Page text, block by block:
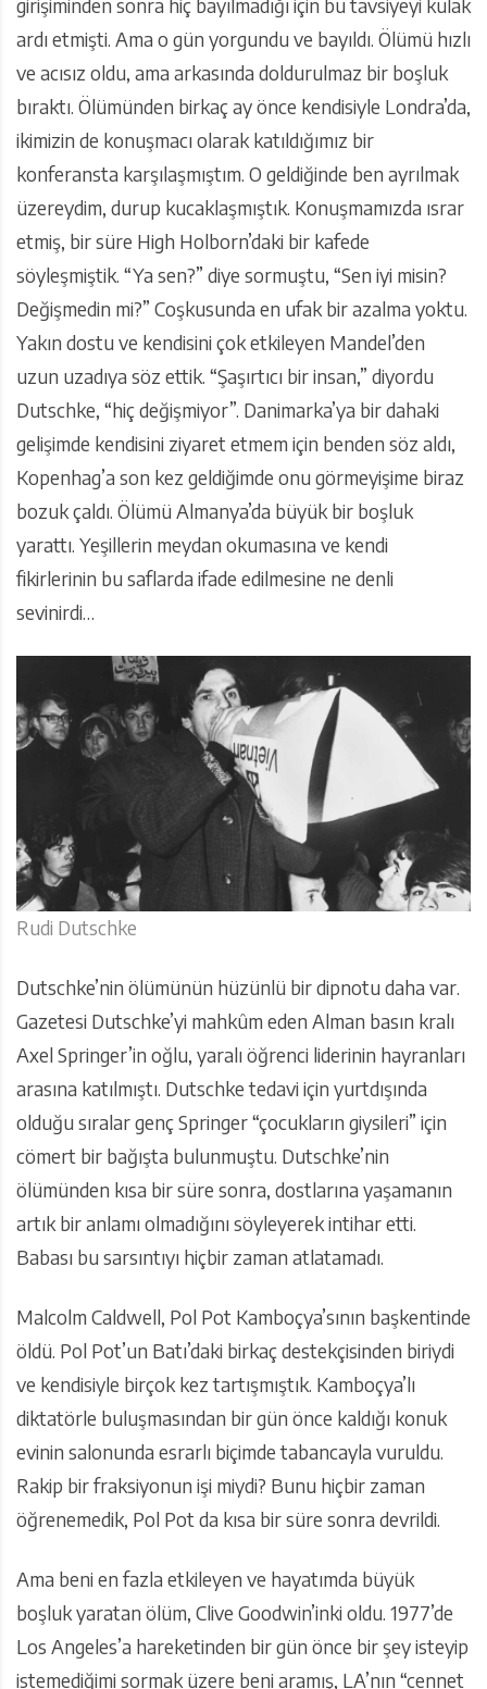
girişiminden sonra hiç bayılmadığı için bu tavsiyeyi kulak
ardı etmişti. Ama o gün yorgundu ve bayıldı. Ölümü hızlı
ve acısız oldu, ama arkasında doldurulmaz bir boşluk
bıraktı. Ölümünden birkaç ay önce kendisiyle Londra’da,
ikimizin de konuşmacı olarak katıldığımız bir
konferansta karşılaşmıştım. O geldiğinde ben ayrılmak
üzereydim, durup kucaklaşmıştık. Konuşmamızda ısrar
etmiş, bir süre High Holborn’daki bir kafede
söyleşmiştik. “Ya sen?” diye sormuştu, “Sen iyi misin?
Değişmedin mi?” Coşkusunda en ufak bir azalma yoktu.
Yakın dostu ve kendisini çok etkileyen Mandel’den
uzun uzadıya söz ettik. “Şaşırtıcı bir insan,” diyordu
Dutschke, “hiç değişmiyor”. Danimarka’ya bir dahaki
gelişimde kendisini ziyaret etmem için benden söz aldı,
Kopenhag’a son kez geldiğimde onu görmeyişime biraz
bozuk çaldı. Ölümü Almanya’da büyük bir boşluk
yarattı. Yeşillerin meydan okumasına ve kendi
fikirlerinin bu saflarda ifade edilmesine ne denli
sevinirdi…
Rudi Dutschke
Dutschke’nin ölümünün hüzünlü bir dipnotu daha var.
Gazetesi Dutschke’yi mahkûm eden Alman basın kralı
Axel Springer’in oğlu, yaralı öğrenci liderinin hayranları
arasına katılmıştı. Dutschke tedavi için yurtdışında
olduğu sıralar genç Springer “çocukların giysileri” için
cömert bir bağışta bulunmuştu. Dutschke’nin
ölümünden kısa bir süre sonra, dostlarına yaşamanın
artık bir anlamı olmadığını söyleyerek intihar etti.
Babası bu sarsıntıyı hiçbir zaman atlatamadı.
Malcolm Caldwell, Pol Pot Kamboçya’sının başkentinde
öldü. Pol Pot’un Batı’daki birkaç destekçisinden biriydi
ve kendisiyle birçok kez tartışmıştık. Kamboçya’lı
diktatörle buluşmasından bir gün önce kaldığı konuk
evinin salonunda esrarlı biçimde tabancayla vuruldu.
Rakip bir fraksiyonun işi miydi? Bunu hiçbir zaman
öğrenemedik, Pol Pot da kısa bir süre sonra devrildi.
Ama beni en fazla etkileyen ve hayatımda büyük
boşluk yaratan ölüm, Clive Goodwin’inki oldu. 1977’de
Los Angeles’a hareketinden bir gün önce bir şey isteyip
istemediğimi sormak üzere beni aramış, LA’nın “cennet